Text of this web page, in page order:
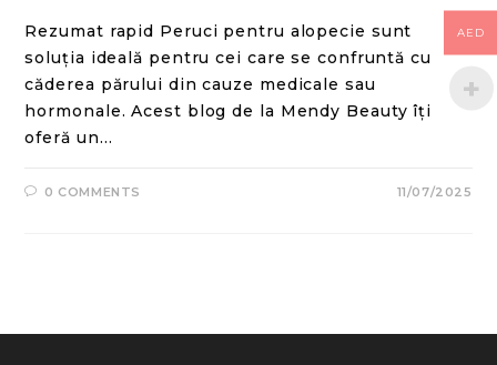
Rezumat rapid Peruci pentru alopecie sunt
soluția ideală pentru cei care se confruntă cu
căderea părului din cauze medicale sau
hormonale. Acest blog de la Mendy Beauty îți
oferă un…
0 COMMENTS 11/07/2025
AED